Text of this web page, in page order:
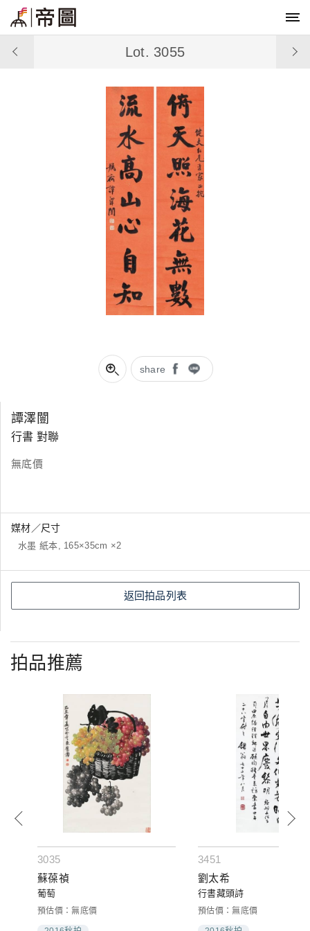
share
Lot. 3055
譚澤闓
行書 對聯
無底價
媒材／尺寸
水墨 紙本, 165×35cm ×2
返回拍品列表
拍品推薦
3035
蘇葆禎
葡萄
預估價：無底價
3451
劉太希
行書藏頭詩
預估價：無底價